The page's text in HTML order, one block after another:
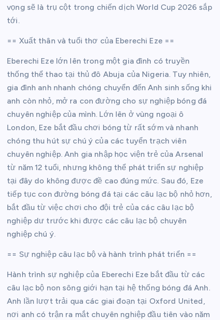
vọng sẽ là trụ cột trong chiến dịch World Cup 2026 sắp
tới.
== Xuất thân và tuổi thơ của Eberechi Eze ==
Eberechi Eze lớn lên trong một gia đình có truyền
thống thể thao tại thủ đô Abuja của Nigeria. Tuy nhiên,
gia đình anh nhanh chóng chuyển đến Anh sinh sống khi
anh còn nhỏ, mở ra con đường cho sự nghiệp bóng đá
chuyên nghiệp của mình. Lớn lên ở vùng ngoại ô
London, Eze bắt đầu chơi bóng từ rất sớm và nhanh
chóng thu hút sự chú ý của các tuyển trạch viên
chuyên nghiệp. Anh gia nhập học viện trẻ của Arsenal
từ năm 12 tuổi, nhưng không thể phát triển sự nghiệp
tại đây do không được đề cao đúng mức. Sau đó, Eze
tiếp tục con đường bóng đá tại các câu lạc bộ nhỏ hơn,
bắt đầu từ việc chơi cho đội trẻ của các câu lạc bộ
nghiệp dư trước khi được các câu lạc bộ chuyên
nghiệp chú ý.
== Sự nghiệp câu lạc bộ và hành trình phát triển ==
Hành trình sự nghiệp của Eberechi Eze bắt đầu từ các
câu lạc bộ non sông giới hạn tại hệ thống bóng đá Anh.
Anh lần lượt trải qua các giai đoạn tại Oxford United,
nơi anh có trận ra mắt chuyên nghiệp đầu tiên vào năm